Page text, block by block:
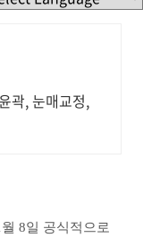
곽, 눈매교정,
8일 공식적으로